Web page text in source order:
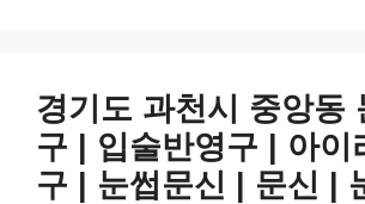
경기도 과천시 중앙동
구 | 입술반영구 | 아이
구 | 눈썹문신 | 문신 |